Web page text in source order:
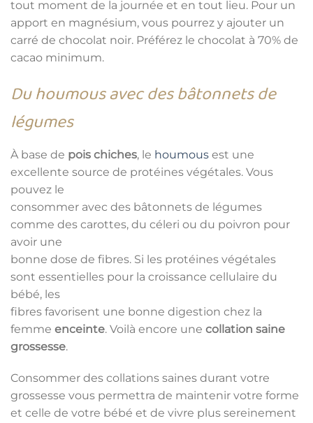
tout moment de la journée et en tout lieu. Pour un
apport en magnésium, vous pourrez y ajouter un
carré de chocolat noir. Préférez le chocolat à 70% de
cacao minimum.
Du houmous avec des bâtonnets de
légumes
À base de pois chiches, le houmous est une
excellente source de protéines végétales. Vous
pouvez le
consommer avec des bâtonnets de légumes
comme des carottes, du céleri ou du poivron pour
avoir une
bonne dose de fibres. Si les protéines végétales
sont essentielles pour la croissance cellulaire du
bébé, les
fibres favorisent une bonne digestion chez la
femme enceinte. Voilà encore une collation saine
grossesse.
Consommer des collations saines durant votre
grossesse vous permettra de maintenir votre forme
et celle de votre bébé et de vivre plus sereinement